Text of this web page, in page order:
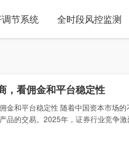
节系统 全时段风控监测
，看佣金和平台稳定性
金和平台稳定性 随着中国资本市场
品的交易。2025年，证券行业竞争